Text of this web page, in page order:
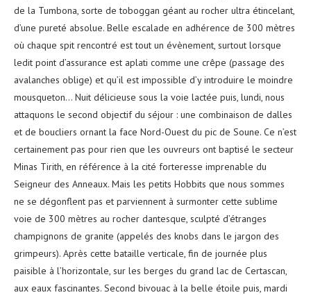
de la Tumbona, sorte de toboggan géant au rocher ultra étincelant,
d’une pureté absolue. Belle escalade en adhérence de 300 mètres
où chaque spit rencontré est tout un évènement, surtout lorsque
ledit point d’assurance est aplati comme une crêpe (passage des
avalanches oblige) et qu’il est impossible d’y introduire le moindre
mousqueton… Nuit délicieuse sous la voie lactée puis, lundi, nous
attaquons le second objectif du séjour : une combinaison de dalles
et de boucliers ornant la face Nord-Ouest du pic de Soune. Ce n’est
certainement pas pour rien que les ouvreurs ont baptisé le secteur
Minas Tirith, en référence à la cité forteresse imprenable du
Seigneur des Anneaux. Mais les petits Hobbits que nous sommes
ne se dégonflent pas et parviennent à surmonter cette sublime
voie de 300 mètres au rocher dantesque, sculpté d’étranges
champignons de granite (appelés des knobs dans le jargon des
grimpeurs). Après cette bataille verticale, fin de journée plus
paisible à l’horizontale, sur les berges du grand lac de Certascan,
aux eaux fascinantes. Second bivouac à la belle étoile puis, mardi